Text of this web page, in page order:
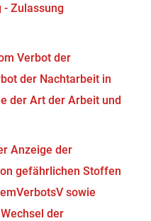
Zulassung
Verbot der
der Nachtarbeit in
der Art der Arbeit und
Anzeige der
gefährlichen Stoffen
sowie
der